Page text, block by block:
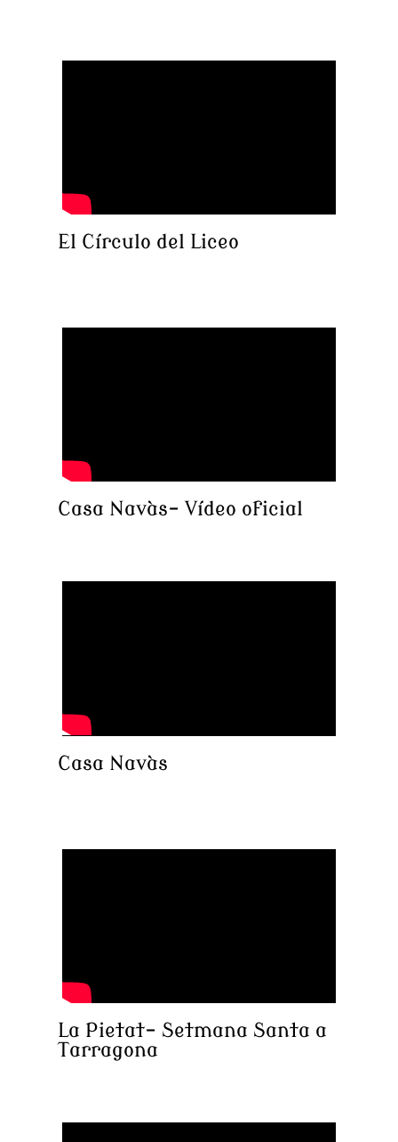
El Círculo del Liceo
Casa Navàs- Vídeo oficial
Casa Navàs
La Pietat- Setmana Santa a
Tarragona